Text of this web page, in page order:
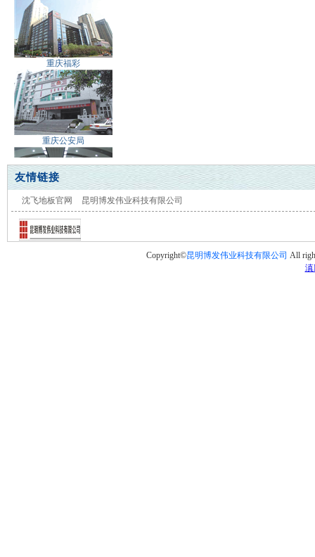
重庆福彩
重庆公安局
重庆轨道交通
友情链接
沈飞地板官网 昆明博发伟业科技有限公司
Copyright©昆明博发伟业科技有限公司 All
滇